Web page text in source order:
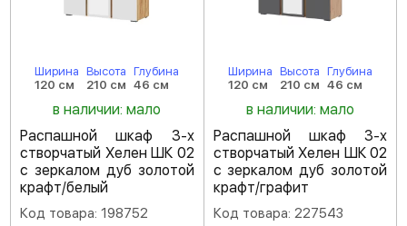
Ширина
120 см
Высота
210 см
Глубина
46 см
в наличии: мало
Распашной шкаф 3-х
створчатый Хелен ШК 02
с зеркалом дуб золотой
крафт/белый
Код товара: 198752
Ширина
120 см
Высота
210 см
Глубина
46 см
в наличии: мало
Распашной шкаф 3-х
створчатый Хелен ШК 02
с зеркалом дуб золотой
крафт/графит
Код товара: 227543